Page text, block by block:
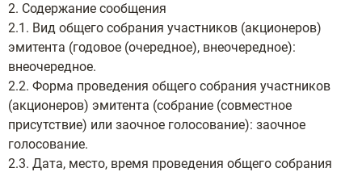
2. Содержание сообщения
2.1. Вид общего собрания участников (акционеров)
эмитента (годовое (очередное), внеочередное):
внеочередное.
2.2. Форма проведения общего собрания участников
(акционеров) эмитента (собрание (совместное
присутствие) или заочное голосование): заочное
голосование.
2.3. Дата, место, время проведения общего собрания